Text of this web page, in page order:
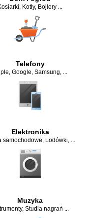
, Kotły, Bojlery ...
Telefony
, Google, Samsung, ...
Elektronika
samochodowe, Lodówki, ...
Muzyka
, Studia nagrań ...